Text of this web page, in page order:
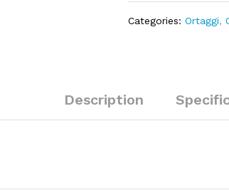
Categories:Ortaggi,
Description